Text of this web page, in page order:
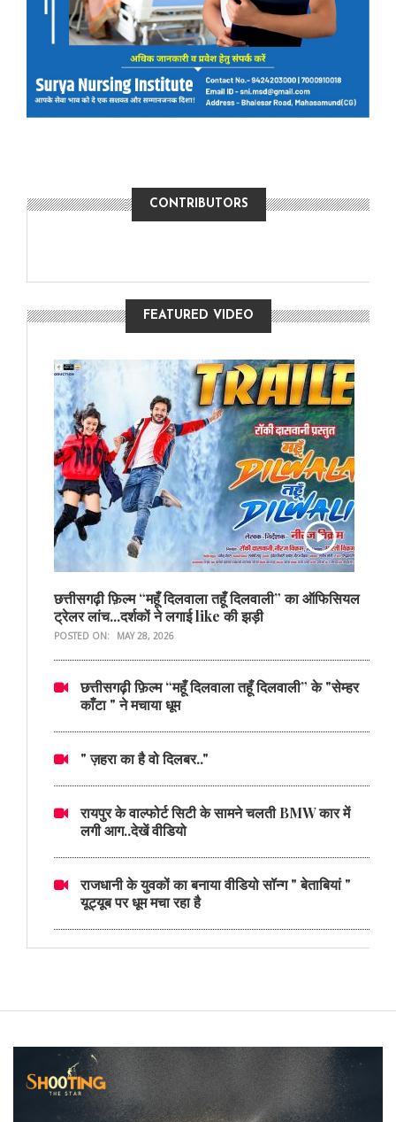
CONTRIBUTORS
FEATURED VIDEO
छत्तीसगढ़ी फ़िल्म “महूँ दिलवाला तहूँ दिलवाली” का ऑफिसियल
ट्रेलर लांच...दर्शकों ने लगाई like की झड़ी
POSTED ON: MAY 28, 2026
छत्तीसगढ़ी फ़िल्म “महूँ दिलवाला तहूँ दिलवाली” के "सेम्हर
काँटा " ने मचाया धूम
" ज़हरा का है वो दिलबर.."
रायपुर के वाल्फोर्ट सिटी के सामने चलती BMW कार में
लगी आग..देखें वीडियो
राजधानी के युवकों का बनाया वीडियो सॉन्ग " बेताबियां "
यूट्यूब पर धूम मचा रहा है